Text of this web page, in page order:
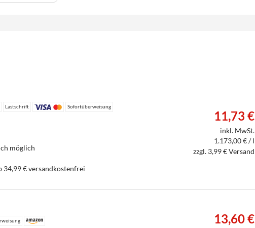
Lastschrift Sofortüberweisung
möglich
34,99 € versandkostenfrei
11,73 €
inkl. MwSt.
1.173,00 € / l
zzgl. 3,99 € Versand
13,60 €